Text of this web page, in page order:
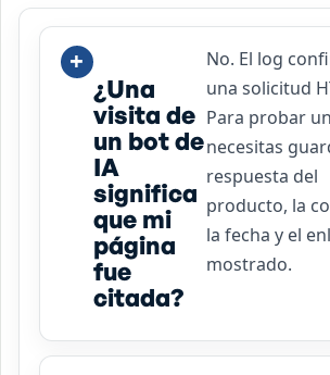
¿Una
visita de
un bot de
IA
significa
que mi
página
fue
citada?
No. El log
una solicitud
Para probar
necesitas
respuesta del
producto, la
la fecha y el
mostrado.